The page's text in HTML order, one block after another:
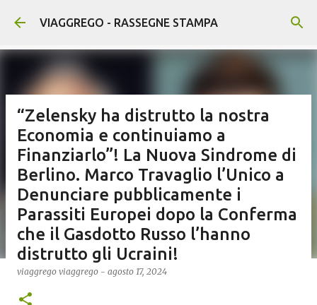
Passa ai contenuti principali
VIAGGREGO - RASSEGNE STAMPA
“Zelensky ha distrutto la nostra
Economia e continuiamo a
Finanziarlo”! La Nuova Sindrome di
Berlino. Marco Travaglio l’Unico a
Denunciare pubblicamente i
Parassiti Europei dopo la Conferma
che il Gasdotto Russo l’hanno
distrutto gli Ucraini!
viaggrego viaggrego - agosto 17, 2024